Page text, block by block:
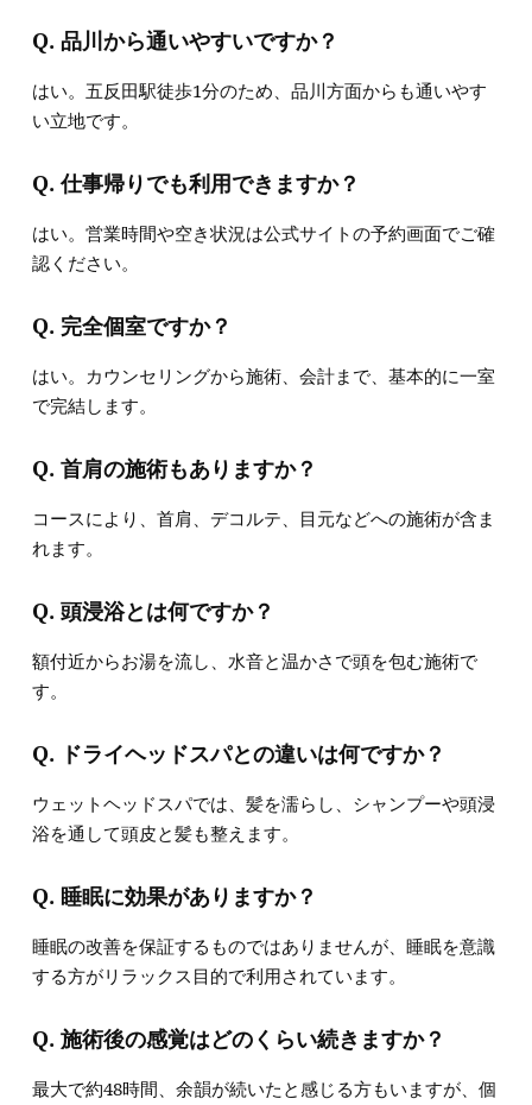
Q. 品川から通いやすいですか？
はい。五反田駅徒歩1分のため、品川方面からも通いやす
い立地です。
Q. 仕事帰りでも利用できますか？
はい。営業時間や空き状況は公式サイトの予約画面でご確
認ください。
Q. 完全個室ですか？
はい。カウンセリングから施術、会計まで、基本的に一室
で完結します。
Q. 首肩の施術もありますか？
コースにより、首肩、デコルテ、目元などへの施術が含ま
れます。
Q. 頭浸浴とは何ですか？
額付近からお湯を流し、水音と温かさで頭を包む施術で
す。
Q. ドライヘッドスパとの違いは何ですか？
ウェットヘッドスパでは、髪を濡らし、シャンプーや頭浸
浴を通して頭皮と髪も整えます。
Q. 睡眠に効果がありますか？
睡眠の改善を保証するものではありませんが、睡眠を意識
する方がリラックス目的で利用されています。
Q. 施術後の感覚はどのくらい続きますか？
最大で約48時間、余韻が続いたと感じる方もいますが、個